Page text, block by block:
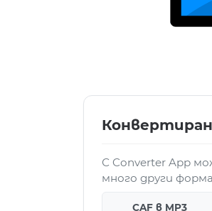
С Converter App
много други
CAF в MP3